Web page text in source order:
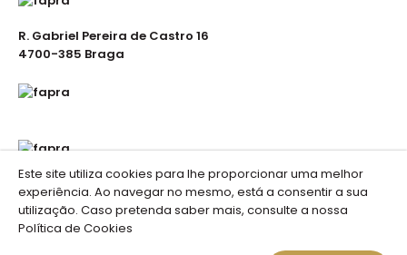
Este site utiliza cookies para lhe proporcionar uma melhor
experiência. Ao navegar no mesmo, está a consentir a sua
utilização. Caso pretenda saber mais, consulte a nossa
Política de Cookies
R. Gabriel Pereira de Castro 16
4700-385 Braga